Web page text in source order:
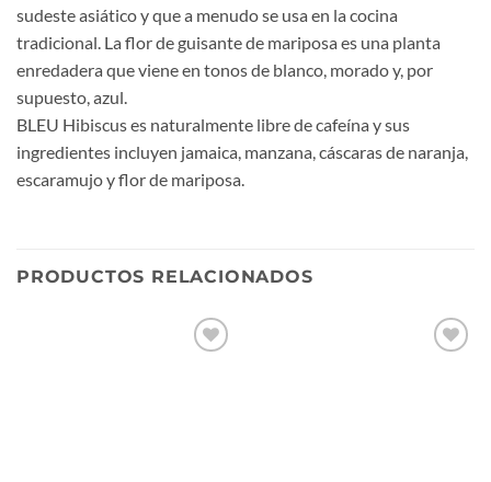
sudeste asiático y que a menudo se usa en la cocina
tradicional. La flor de guisante de mariposa es una planta
enredadera que viene en tonos de blanco, morado y, por
supuesto, azul.
BLEU Hibiscus es naturalmente libre de cafeína y sus
ingredientes incluyen jamaica, manzana, cáscaras de naranja,
escaramujo y flor de mariposa.
PRODUCTOS RELACIONADOS